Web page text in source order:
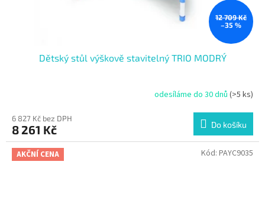
12 709 Kč
–35 %
Dětský stůl výškově stavitelný TRIO MODRÝ
odesíláme do 30 dnů (>5 ks)
6 827 Kč bez DPH
8 261 Kč Do košíku
AKČNÍ CENA Kód: PAYC9035